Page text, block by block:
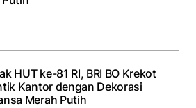
HUT ke-81 RI, BRI BO Krekot
Kantor dengan Dekorasi
Merah Putih